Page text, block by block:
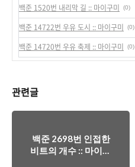
백준 1520번 내리막 길 :: 마이구미 (0)
백준 14722번 우유 도시 :: 마이구미 (0)
백준 14720번 우유 축제 :: 마이구미 (0)
관련글
백준 2698번 인접한
비트의 개수 :: 마이구